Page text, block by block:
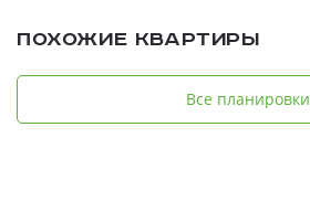
Похожие квартиры
Все планировки